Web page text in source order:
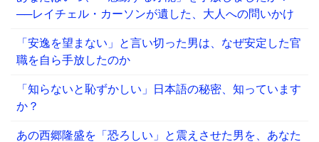
──レイチェル・カーソンが遺した、大人への問いかけ
「安逸を望まない」と言い切った男は、なぜ安定した官
職を自ら手放したのか
「知らないと恥ずかしい」日本語の秘密、知っています
か？
あの西郷隆盛を「恐ろしい」と震えさせた男を、あなた